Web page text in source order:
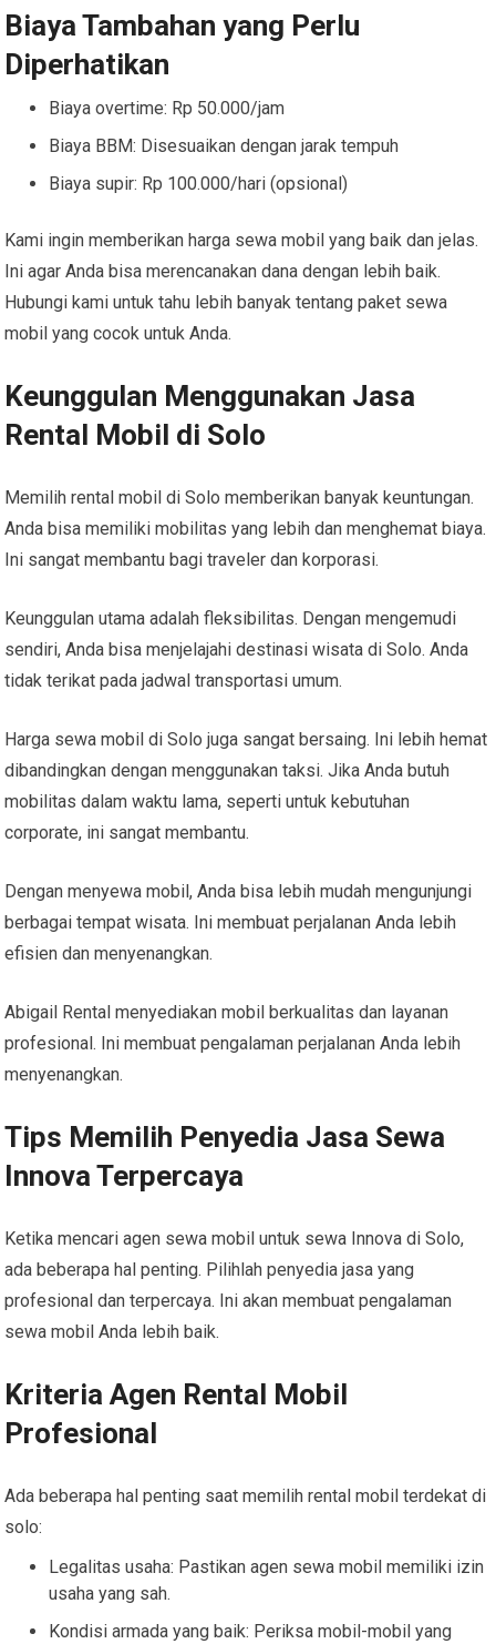
Biaya Tambahan yang Perlu
Diperhatikan
Biaya overtime: Rp 50.000/jam
Biaya BBM: Disesuaikan dengan jarak tempuh
Biaya supir: Rp 100.000/hari (opsional)
Kami ingin memberikan harga sewa mobil yang baik dan jelas.
Ini agar Anda bisa merencanakan dana dengan lebih baik.
Hubungi kami untuk tahu lebih banyak tentang paket sewa
mobil yang cocok untuk Anda.
Keunggulan Menggunakan Jasa
Rental Mobil di Solo
Memilih rental mobil di Solo memberikan banyak keuntungan.
Anda bisa memiliki mobilitas yang lebih dan menghemat biaya.
Ini sangat membantu bagi traveler dan korporasi.
Keunggulan utama adalah fleksibilitas. Dengan mengemudi
sendiri, Anda bisa menjelajahi destinasi wisata di Solo. Anda
tidak terikat pada jadwal transportasi umum.
Harga sewa mobil di Solo juga sangat bersaing. Ini lebih hemat
dibandingkan dengan menggunakan taksi. Jika Anda butuh
mobilitas dalam waktu lama, seperti untuk kebutuhan
corporate, ini sangat membantu.
Dengan menyewa mobil, Anda bisa lebih mudah mengunjungi
berbagai tempat wisata. Ini membuat perjalanan Anda lebih
efisien dan menyenangkan.
Abigail Rental menyediakan mobil berkualitas dan layanan
profesional. Ini membuat pengalaman perjalanan Anda lebih
menyenangkan.
Tips Memilih Penyedia Jasa Sewa
Innova Terpercaya
Ketika mencari agen sewa mobil untuk sewa Innova di Solo,
ada beberapa hal penting. Pilihlah penyedia jasa yang
profesional dan terpercaya. Ini akan membuat pengalaman
sewa mobil Anda lebih baik.
Kriteria Agen Rental Mobil
Profesional
Ada beberapa hal penting saat memilih rental mobil terdekat di
solo:
Legalitas usaha: Pastikan agen sewa mobil memiliki izin
usaha yang sah.
Kondisi armada yang baik: Periksa mobil-mobil yang